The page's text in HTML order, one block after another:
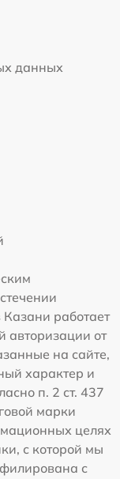
данных
работает
авторизации от
на сайте,
характер и
п. 2 ст. 437
марки
целях
с которой мы
с